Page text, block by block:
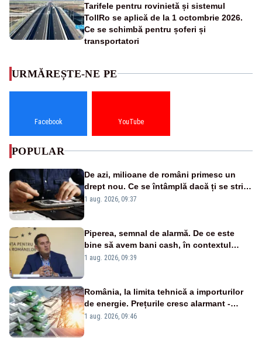
Tarifele pentru rovinietă și sistemul
TollRo se aplică de la 1 octombrie 2026.
Ce se schimbă pentru șoferi și
transportatori
URMĂREȘTE-NE PE
Facebook YouTube
POPULAR
De azi, milioane de români primesc un
drept nou. Ce se întâmplă dacă ți se strică
un produs
1 aug. 2026, 09:37
Piperea, semnal de alarmă. De ce este
bine să avem bani cash, în contextul
alertei energetice?
1 aug. 2026, 09:39
România, la limita tehnică a importurilor
de energie. Prețurile cresc alarmant -
Analiză Realitatea Plus
1 aug. 2026, 09:46